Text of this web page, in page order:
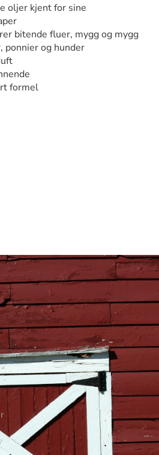
oljer kjent for sine
bitende fluer, mygg og mygg
ponnier og hunder
formel